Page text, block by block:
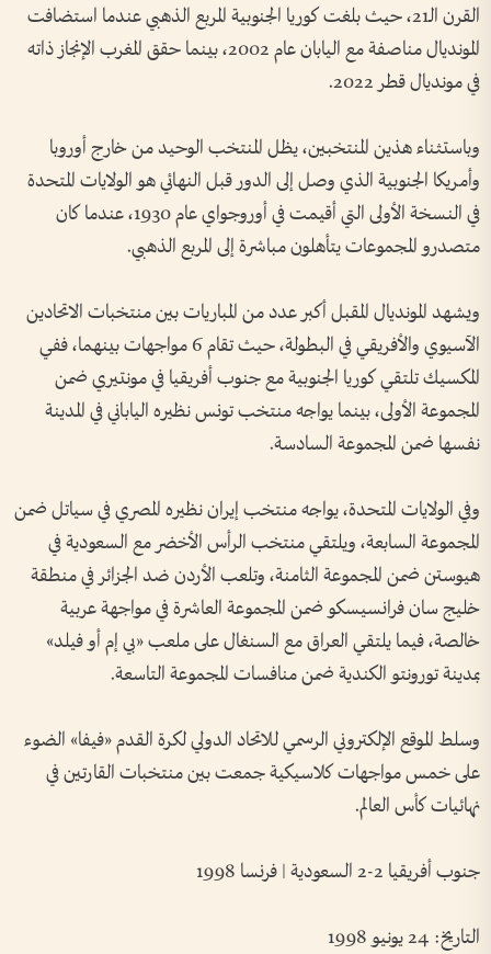
القرن الـ21، حيث بلغت كوريا الجنوبية المربع الذهبي عندما استضافت
المونديال مناصفة مع اليابان عام 2002، بينما حقق المغرب الإنجاز ذاته
في مونديال قطر 2022.
وباستثناء هذين المنتخبين، يظل المنتخب الوحيد من خارج أوروبا
وأمريكا الجنوبية الذي وصل إلى الدور قبل النهائي هو الولايات المتحدة
في النسخة الأولى التي أقيمت في أوروجواي عام 1930، عندما كان
متصدرو المجموعات يتأهلون مباشرة إلى المربع الذهبي.
ويشهد المونديال المقبل أكبر عدد من المباريات بين منتخبات الاتحادين
الآسيوي والأفريقي في البطولة، حيث تقام 6 مواجهات بينهما، ففي
المكسيك تلتقي كوريا الجنوبية مع جنوب أفريقيا في مونتيري ضمن
المجموعة الأولى، بينما يواجه منتخب تونس نظيره الياباني في المدينة
نفسها ضمن المجموعة السادسة.
وفي الولايات المتحدة، يواجه منتخب إيران نظيره المصري في سياتل ضمن
المجموعة السابعة، ويلتقي منتخب الرأس الأخضر مع السعودية في
هيوستن ضمن المجموعة الثامنة، وتلعب الأردن ضد الجزائر في منطقة
خليج سان فرانسيسكو ضمن المجموعة العاشرة في مواجهة عربية
خالصة، فيما يلتقي العراق مع السنغال على ملعب «بي إم أو فيلد»
بمدينة تورونتو الكندية ضمن منافسات المجموعة التاسعة.
وسلط الموقع الإلكتروني الرسمي للاتحاد الدولي لكرة القدم «فيفا» الضوء
على خمس مواجهات كلاسيكية جمعت بين منتخبات القارتين في
نهائيات كأس العالم.
جنوب أفريقيا 2-2 السعودية | فرنسا 1998
التاريخ: 24 يونيو 1998